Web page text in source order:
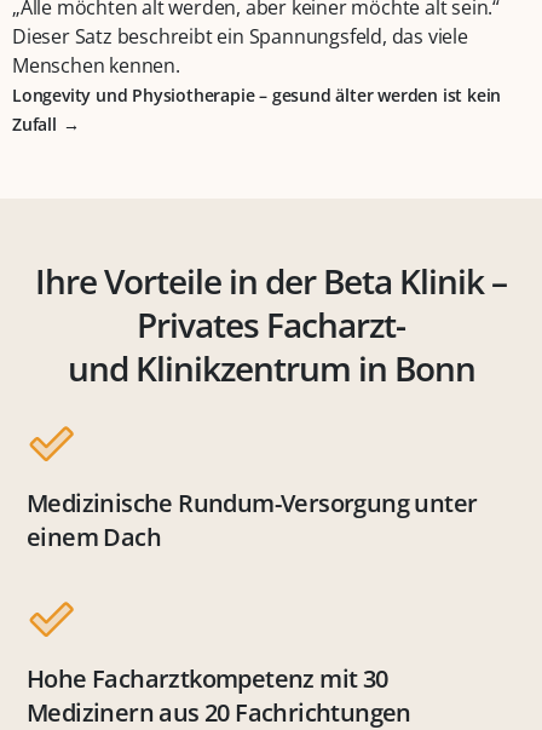
„Alle möchten alt werden, aber keiner möchte alt sein.“
Dieser Satz beschreibt ein Spannungsfeld, das viele
Menschen kennen.
Longevity und Physiotherapie – gesund älter werden ist kein
Zufall
Ihre Vorteile in der Beta Klinik –
Privates Facharzt-
und Klinikzentrum in Bonn
Medizinische Rundum-Versorgung unter
einem Dach
Hohe Facharztkompetenz mit 30
Medizinern aus 20 Fachrichtungen